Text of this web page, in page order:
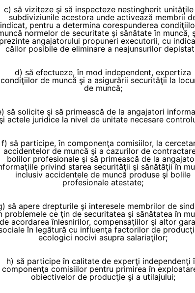
c) să viziteze şi să inspecteze nestingherit unităţile
subdiviziunile acestora unde activează membrii
pentru a determina corespunderea
normelor de securitate şi sănătate în muncă,
prezinte angajatorului propuneri executorii, cu
căilor posibile de eliminare a neajunsurilor
d) să efectueze, în mod independent, expertiza
condiţiilor de muncă şi a asigurării securităţii la
de muncă;
să solicite şi să primească de la angajatori
şi actele juridice la nivel de unitate necesare
f) să participe, în componenţa comisiilor, la
accidentelor de muncă şi a cazurilor de
bolilor profesionale şi să primească de la
privind starea securităţii şi sănătăţii în
inclusiv accidentele de muncă produse şi bolile
profesionale atestate;
să apere drepturile şi interesele membrilor de
problemele ce ţin de securitatea şi sănătatea în
de acordarea înlesnirilor, compensaţiilor şi altor
în legătură cu influenţa factorilor de
ecologici nocivi asupra salariaţilor;
h) să participe în calitate de experţi independenţi
componenţa comisiilor pentru primirea în
obiectivelor de producţie şi a utilajului;